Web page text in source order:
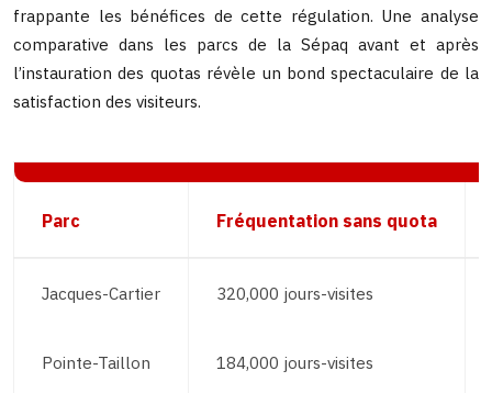
frappante les bénéfices de cette régulation. Une analyse
comparative dans les parcs de la Sépaq avant et après
l’instauration des quotas révèle un bond spectaculaire de la
satisfaction des visiteurs.
Parc Fréquentation sans quota
Jacques-Cartier 320,000 jours-visites
Pointe-Taillon 184,000 jours-visites